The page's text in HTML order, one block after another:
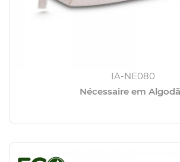
IA-NE080
Nécessaire em